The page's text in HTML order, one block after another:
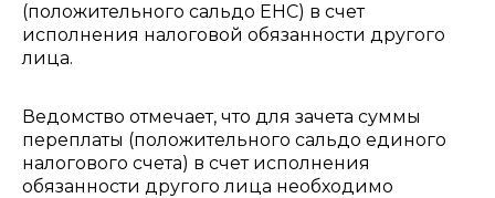
(положительного сальдо ЕНС) в счет
исполнения налоговой обязанности другого
лица.
Ведомство отмечает, что для зачета суммы
переплаты (положительного сальдо единого
налогового счета) в счет исполнения
обязанности другого лица необходимо